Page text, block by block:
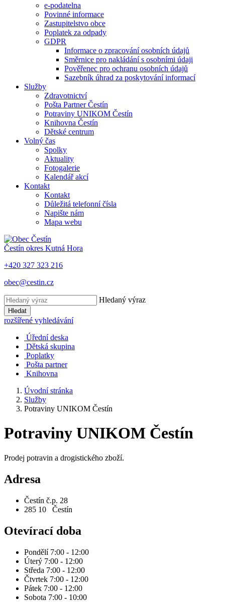
e-podatelna
Povinné informace
Zastupitelstvo obce
Poplatek za odpady
GDPR
Informace o zpracování osobních údajů
Směrnice pro nakládání s osobními údaji
Pověřenec pro ochranu osobních údajů
Sazebník úhrad za poskytování informací
Služby
Zdravotnictví
Pošta Partner Čestín
Potraviny UNIKOM Čestín
Knihovna Čestín
Dětské centrum
Volný čas
Spolky
Aktuality
Fotogalerie
Kalendář akcí
Kontakt
Kontakt
Důležitá telefonní čísla
Napište nám
Mapa webu
Čestín okres Kutná Hora
+420 327 323 216
obec@cestin.cz
Hledaný výraz
Hledat
rozšířené vyhledávání
Úřední deska
Dětská skupina
Poplatky
Pošta partner
Knihovna
Úvodní stránka
Služby
Potraviny UNIKOM Čestín
Potraviny UNIKOM Čestín
Prodej potravin a drogistického zboží.
Adresa
Čestín č.p. 28
285 10 Čestín
Otevírací doba
Pondělí 7:00 - 12:00
Úterý 7:00 - 12:00
Středa 7:00 - 12:00
Čtvrtek 7:00 - 12:00
Pátek 7:00 - 12:00
Sobota 7:00 - 10:00